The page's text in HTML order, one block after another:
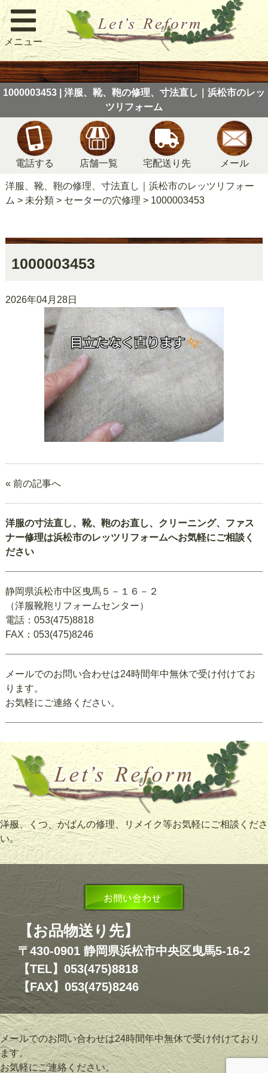
メニュー
1000003453 | 洋服、靴、鞄の修理、寸法直し｜浜松市のレッ
ツリフォーム
電話する 店舗一覧 宅配送り先 メール
洋服、靴、鞄の修理、寸法直し｜浜松市のレッツリフォー
ム > 未分類> セーターの穴修理 > 1000003453
1000003453
2026年04月28日
« 前の記事へ
洋服の寸法直し、靴、鞄のお直し、クリーニング、ファス
ナー修理は浜松市のレッツリフォームへお気軽にご相談く
ださい
静岡県浜松市中区曳馬５－１６－２
（洋服靴鞄リフォームセンター）
電話：053(475)8818
FAX：053(475)8246
メールでのお問い合わせは24時間年中無休で受け付けてお
ります。
お気軽にご連絡ください。
洋服、くつ、かばんの修理、リメイク等お気軽にご相談くださ
い。
【お品物送り先】
〒430-0901 静岡県浜松市中央区曳馬5-16-2
【TEL】053(475)8818
【FAX】053(475)8246
メールでのお問い合わせは24時間年中無休で受け付けており
ます。
お気軽にご連絡ください。